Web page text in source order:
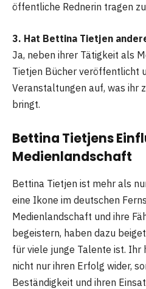
öffentliche Rednerin tragen
3. Hat Bettina Tietjen
Ja, neben ihrer Tätigkeit als
Tietjen Bücher veröffentlicht
Veranstaltungen auf, was ihr
bringt.
Bettina Tietjens
Medienlandschaft
Bettina Tietjen ist mehr als
eine Ikone im deutschen
Medienlandschaft und ihre
begeistern, haben dazu
für viele junge Talente ist. Ihr
nicht nur ihren Erfolg wider,
Beständigkeit und ihren